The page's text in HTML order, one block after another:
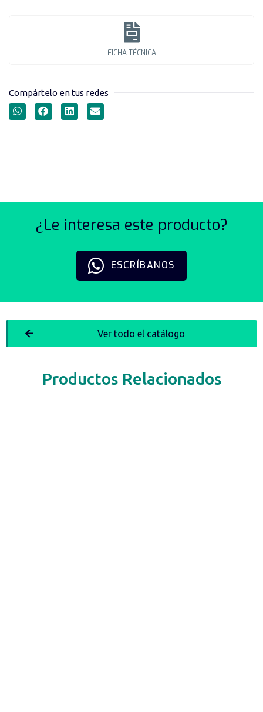
FICHA TÉCNICA
Compártelo en tus redes
¿Le interesa este producto?
ESCRÍBANOS
Productos Relacionados
Ver todo el catálogo